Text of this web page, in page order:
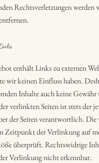
Rechtsverletzungen werden
enthält Links zu externen
wir keinen Einfluss haben.
Inhalte auch keine
verlinkten Seiten ist stets der
der Seiten verantwortlich.
Zeitpunkt der Verlinkung auf
überprüft. Rechtswidrige
Verlinkung nicht erkennbar.